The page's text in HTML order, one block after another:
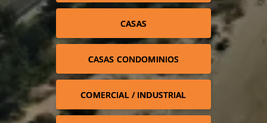
CASAS
CASAS CONDOMINIOS
COMERCIAL / INDUSTRIAL